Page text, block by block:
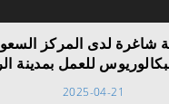
لدى المركز
للعمل بمدينة
2025-04-21